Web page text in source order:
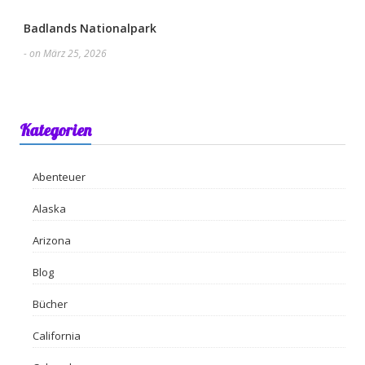
Badlands Nationalpark
- on März 25, 2026
Kategorien
Abenteuer
Alaska
Arizona
Blog
Bücher
California